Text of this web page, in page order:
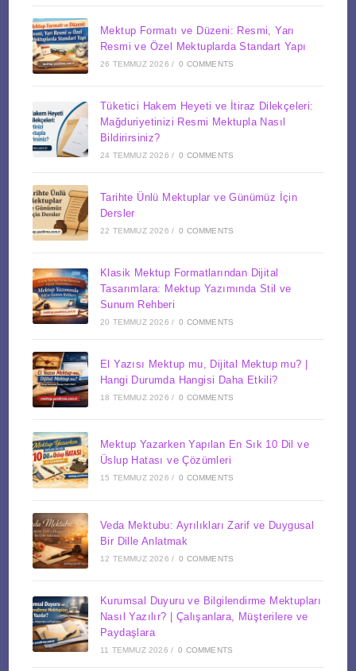
Mektup Formatı ve Düzeni: Resmi, Yarı
Resmi ve Özel Mektuplarda Standart Yapı
26 TEMMUZ 2026 / 0 COMMENTS
Tüketici Hakem Heyeti ve İtiraz Dilekçeleri:
Mağduriyetinizi Resmi Mektupla Nasıl
Bildirirsiniz?
24 TEMMUZ 2026 / 0 COMMENTS
Tarihte Ünlü Mektuplar ve Günümüz İçin
Dersler
22 TEMMUZ 2026 / 0 COMMENTS
Klasik Mektup Formatlarından Dijital
Tasarımlara: Mektup Yazımında Stil ve
Sunum Rehberi
20 TEMMUZ 2026 / 0 COMMENTS
El Yazısı Mektup mu, Dijital Mektup mu? |
Hangi Durumda Hangisi Daha Etkili?
18 TEMMUZ 2026 / 0 COMMENTS
Mektup Yazarken Yapılan En Sık 10 Dil ve
Üslup Hatası ve Çözümleri
15 TEMMUZ 2026 / 0 COMMENTS
Veda Mektubu: Ayrılıkları Zarif ve Duygusal
Bir Dille Anlatmak
12 TEMMUZ 2026 / 0 COMMENTS
Kurumsal Duyuru ve Bilgilendirme Mektupları
Nasıl Yazılır? | Çalışanlara, Müşterilere ve
Paydaşlara
11 TEMMUZ 2026 / 0 COMMENTS